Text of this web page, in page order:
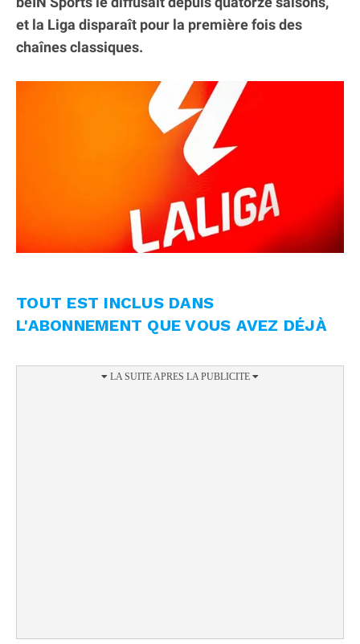
et la Liga disparaît pour la première fois des
chaînes classiques.
TOUT EST INCLUS DANS
L'ABONNEMENT QUE VOUS AVEZ DÉJÀ